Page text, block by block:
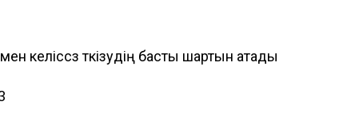
келіссөз өткізудің басты шартын атады